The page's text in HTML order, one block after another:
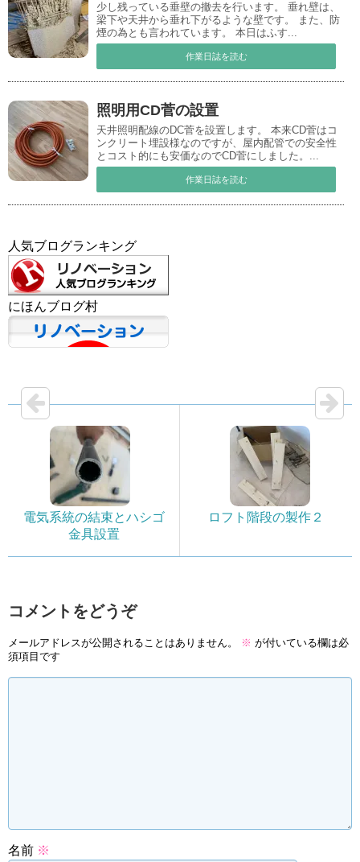
少し残っている垂壁の撤去を行います。 垂れ壁は、
梁下や天井から垂れ下がるような壁です。 また、防
煙の為とも言われています。 本日はふす...
作業日誌を読む
照明用CD菅の設置
天井照明配線のDC菅を設置します。 本来CD菅はコ
ンクリート埋設様なのですが、屋内配管での安全性
とコスト的にも安価なのでCD菅にしました。...
作業日誌を読む
人気ブログランキング
にほんブログ村
電気系統の結束とハシゴ
金具設置
ロフト階段の製作２
コメントをどうぞ
メールアドレスが公開されることはありません。 ※ が付いている欄は必
須項目です
名前 ※